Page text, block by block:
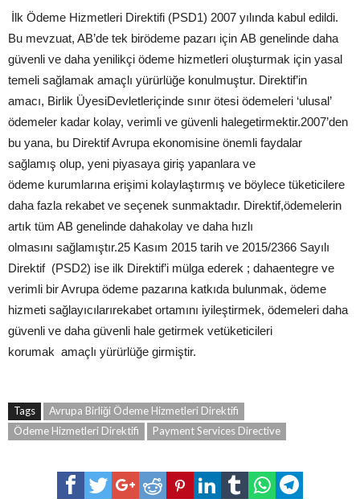
İlk Ödeme Hizmetleri Direktifi (PSD1) 2007 yılında kabul edildi.
Bu mevzuat, AB’de tek birödeme pazarı için AB genelinde daha
güvenli ve daha yenilikçi ödeme hizmetleri oluşturmak için yasal
temeli sağlamak amaçlı yürürlüğe konulmuştur. Direktif’in
amacı, Birlik ÜyesiDevletleriçinde sınır ötesi ödemeleri ‘ulusal’
ödemeler kadar kolay, verimli ve güvenli halegetirmektir.2007’den
bu yana, bu Direktif Avrupa ekonomisine önemli faydalar
sağlamış olup, yeni piyasaya giriş yapanlara ve
ödeme kurumlarına erişimi kolaylaştırmış ve böylece tüketicilere
daha fazla rekabet ve seçenek sunmaktadır. Direktif,ödemelerin
artık tüm AB genelinde dahakolay ve daha hızlı
olmasını sağlamıştır.25 Kasım 2015 tarih ve 2015/2366 Sayılı
Direktif (PSD2) ise ilk Direktif’i mülga ederek ; dahaentegre ve
verimli bir Avrupa ödeme pazarına katkıda bulunmak, ödeme
hizmeti sağlayıcılarırekabet ortamını iyileştirmek, ödemeleri daha
güvenli ve daha güvenli hale getirmek vetüketicileri
korumak amaçlı yürürlüğe girmiştir.
Tags
Avrupa Birliği Ödeme Hizmetleri Direktifi
Ödeme Hizmetleri Direktifi
Payment Services Directive